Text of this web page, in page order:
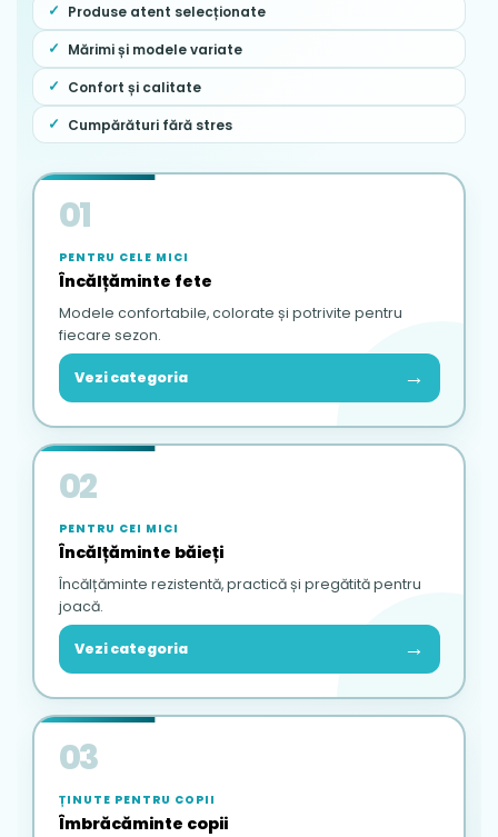
Produse atent selecționate
Mărimi și modele variate
Confort și calitate
Cumpărături fără stres
01
PENTRU CELE MICI
Încălțăminte fete
Modele confortabile, colorate și potrivite pentru
fiecare sezon.
Vezi categoria →
02
PENTRU CEI MICI
Încălțăminte băieți
Încălțăminte rezistentă, practică și pregătită pentru
joacă.
Vezi categoria →
03
ȚINUTE PENTRU COPII
Îmbrăcăminte copii